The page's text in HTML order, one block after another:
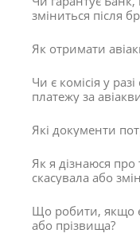
зміниться після
Як отримати
Чи є комісія у
платежу за
Які документи
Як я дізнаюся про
скасувала або
Що робити, якщо
або прізвища?